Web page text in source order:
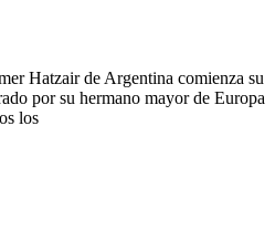
Hatzair de Argentina comienza su
por su hermano mayor de Europa
los